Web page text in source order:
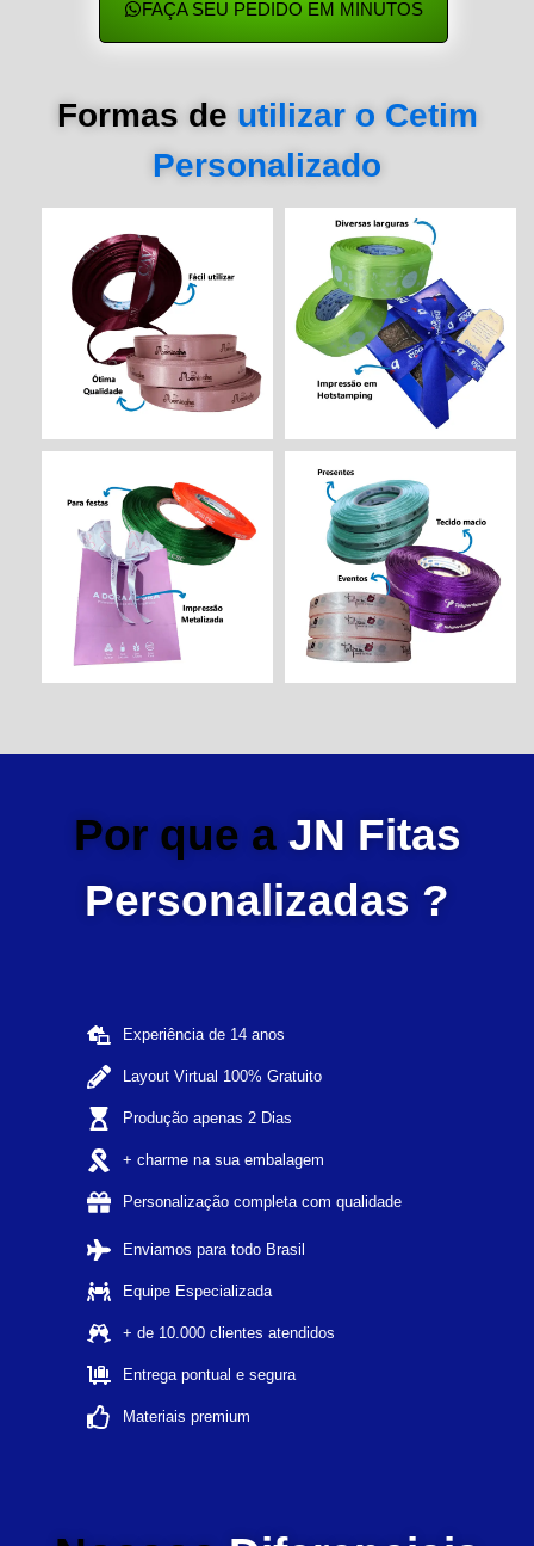
FAÇA SEU PEDIDO EM MINUTOS
Formas de utilizar o Cetim
Personalizado
Por que a JN Fitas
Personalizadas ?
Experiência de 14 anos
Layout Virtual 100% Gratuito
Produção apenas 2 Dias
+ charme na sua embalagem
Personalização completa com qualidade
Enviamos para todo Brasil
Equipe Especializada
+ de 10.000 clientes atendidos
Entrega pontual e segura
Materiais premium